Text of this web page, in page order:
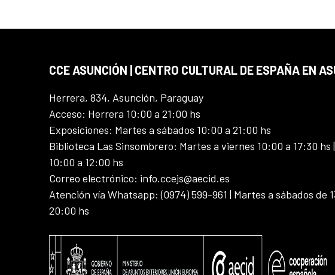
CCE ASUNCIÓN | CENTRO CULTURAL DE ESPAÑA EN
Herrera, 834, Asunción, Paraguay
Acceso: Herrera 10:00 a 21:00 hs
Exposiciones: Martes a sábados 10:00 a 21:00 hs
Biblioteca Las Sinsombrero: Martes a viernes 10:00 a 17:30 hs
10:00 a 12:00 hs
Correo electrónico: info.ccejs@aecid.es
Atención vía Whatsapp: (0974) 599-961 | Martes a sábados de
20:00 hs